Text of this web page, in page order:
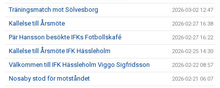
Träningsmatch mot Sölvesborg 2026-03-02 12:47
Kallelse till Årsmöte 2026-02-27 16:38
Pär Hansson besökte IFKs Fotbollskafé 2026-02-27 16:22
Kallelse till Årsmöte IFK Hässleholm 2026-02-25 14:30
Välkommen till IFK Hässleholm Viggo Sigfridsson 2026-02-22 08:57
Nosaby stod för motståndet 2026-02-21 06:07